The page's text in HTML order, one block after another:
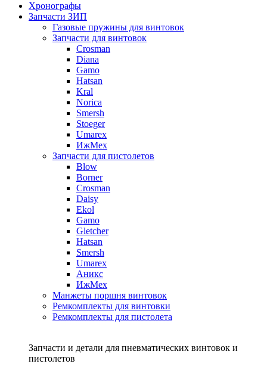
Хронографы
Запчасти ЗИП
Газовые пружины для винтовок
Запчасти для винтовок
Crosman
Diana
Gamo
Hatsan
Kral
Norica
Smersh
Stoeger
Umarex
ИжМех
Запчасти для пистолетов
Blow
Borner
Crosman
Daisy
Ekol
Gamo
Gletcher
Hatsan
Smersh
Umarex
Аникс
ИжМех
Манжеты поршня винтовок
Ремкомплекты для винтовки
Ремкомплекты для пистолета
Запчасти и детали для пневматических винтовок и
пистолетов